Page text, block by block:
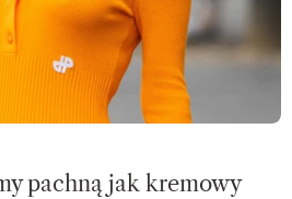
pachną jak kremowy